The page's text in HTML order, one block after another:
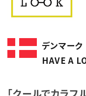
デンマーク
HAVE A
「クールでカラフ